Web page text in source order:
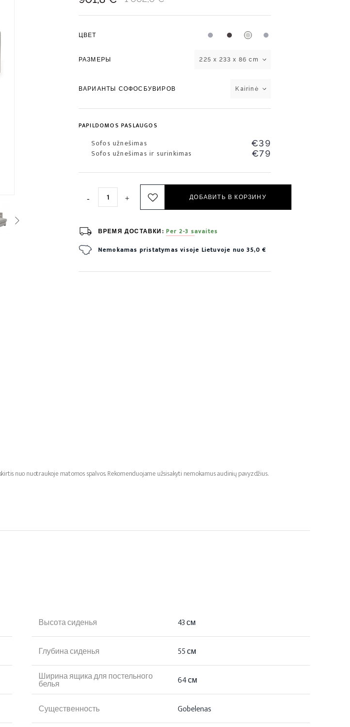
ЦВЕТ
РАЗМЕРЫ 225 x 233 x 86 cm
ВАРИАНТЫ СОФОСБУВИРОВ Kairinė
PAPILDOMOS PASLAUGOS
Sofos užnešimas €39
Sofos užnešimas ir surinkimas €79
ДОБАВИТЬ В КОРЗИНУ
ВРЕМЯ ДОСТАВКИ:Per 2-3 savaites
Nemokamas pristatymas visoje Lietuvoje nuo 35,0 €
nuo nuotraukoje matomos spalvos. Rekomenduojame užsisakyti nemokamus audinių pavyzdžius.
Высота сиденья 43 см
Глубина сиденья
55 см
Ширина ящика для постельного
белья 64 см
Существенность
Gobelenas